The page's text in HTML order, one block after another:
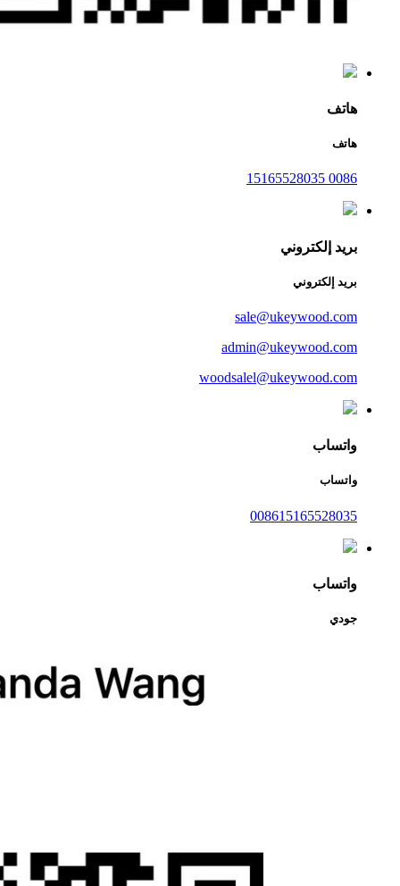
هاتف
هاتف
0086 15165528035
بريد إلكتروني
بريد إلكتروني
sale@ukeywood.com
admin@ukeywood.com
woodsalel@ukeywood.com
واتساب
واتساب
008615165528035
واتساب
جودي